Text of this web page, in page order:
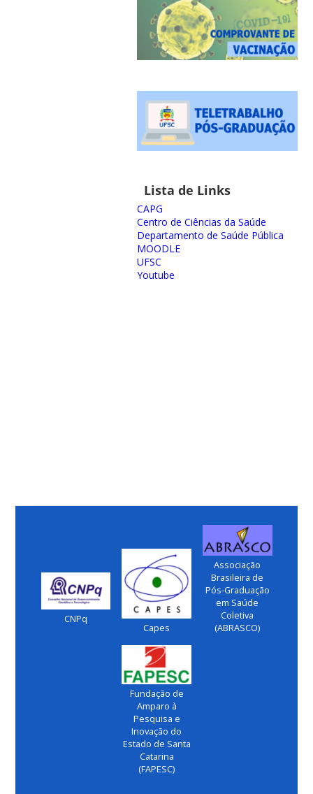
Lista de Links
CAPG
Centro de Ciências da Saúde
Departamento de Saúde Pública
MOODLE
UFSC
Youtube
CNPq
Capes
Associação
Brasileira de
Pós-Graduação
em Saúde
Coletiva
(ABRASCO)
Fundação de
Amparo à
Pesquisa e
Inovação do
Estado de Santa
Catarina
(FAPESC)